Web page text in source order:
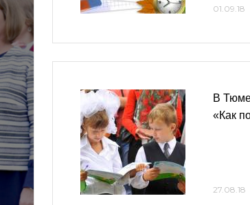
01.09.18
В
«Как
27.08.18